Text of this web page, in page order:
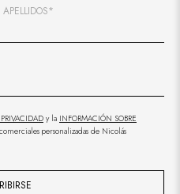
APELLIDOS*
y la INFORMACIÓN SOBRE
personalizadas de Nicolás